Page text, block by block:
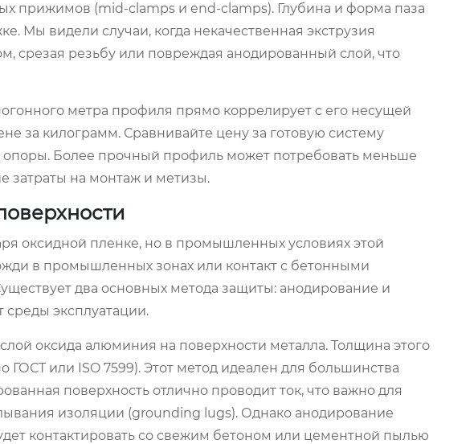
прижимов (mid-clamps и end-clamps). Глубина и форма паза
Мы видели случаи, когда некачественная экструзия
срезая резьбу или повреждая анодированный слой, что
метра профиля прямо коррелирует с его несущей
за килограмм. Сравнивайте цену за готовую систему
опоры. Более прочный профиль может потребовать меньше
затраты на монтаж и метизы.
оксидной пленке, но в промышленных условиях этой
в промышленных зонах или контакт с бетонными
два основных метода защиты: анодирование и
эксплуатации.
оксида алюминия на поверхности металла. Толщина этого
ГОСТ или ISO 7599). Этот метод идеален для большинства
поверхность отлично проводит ток, что важно для
изоляции (grounding lugs). Однако анодирование
контактировать со свежим бетоном или цементной пылью